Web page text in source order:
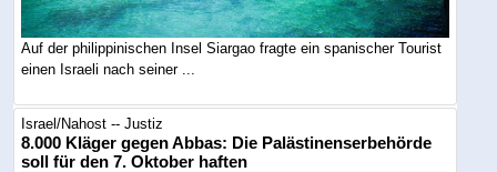
Auf der philippinischen Insel Siargao fragte ein spanischer Tourist
einen Israeli nach seiner ...
Israel/Nahost -- Justiz
8.000 Kläger gegen Abbas: Die Palästinenserbehörde
soll für den 7. Oktober haften